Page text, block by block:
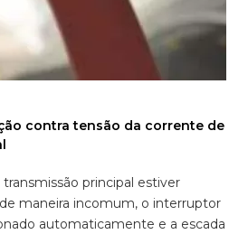
contra tensão da corrente de
principal estiver
maneira incomum, o interruptor
automaticamente e a escada